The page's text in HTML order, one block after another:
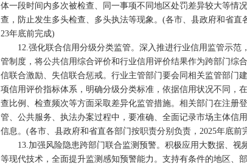
体一段时间内多次被检查、同一事项不同地区处罚差异较大等情
查，防止发生多头检查、多头执法等现象。(各市、县政府和省直
23年底前完成)
12.强化联合信用分级分类监管。深入推进行业信用监管示范
管制度，将公共信用综合评价和行业信用评价结果作为跨部门综
信联合激励、失信联合惩戒。行业主管部门要会同相关监管部门
项信用评价指标体系，明确分级分类标准，依据信用状况不同，
查比例、检查频次等方面采取差异化监管措施。相关部门在注册
管、公共服务、执法办案过程中，要准确、全面记录市场主体信
信息。(各市、县政府和省直各部门按职责分别负责，2025年底前
13.加强风险隐患跨部门联合监测预警。积极应用大数据、视
等现代技术，全面提升监测感知预警能力。支持有条件的地区、